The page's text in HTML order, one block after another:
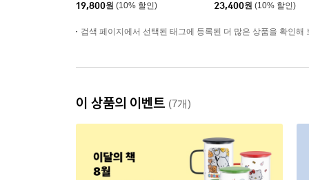
19,800원 (10% 할인)
23,400원 (10% 할인)
검색 페이지에서 선택된 태그에 등록된 더 많은 상품을 확인해
이 상품의 이벤트 (7개)